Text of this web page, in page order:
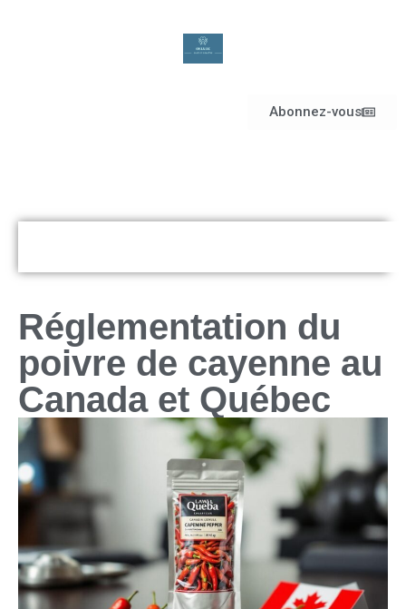
Abonnez-vous
Réglementation du
poivre de cayenne au
Canada et Québec